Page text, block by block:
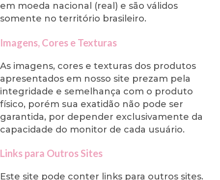
em moeda nacional (real) e são válidos
somente no território brasileiro.
Imagens, Cores e Texturas
As imagens, cores e texturas dos produtos
apresentados em nosso site prezam pela
integridade e semelhança com o produto
físico, porém sua exatidão não pode ser
garantida, por depender exclusivamente da
capacidade do monitor de cada usuário.
Links para Outros Sites
Este site pode conter links para outros sites.